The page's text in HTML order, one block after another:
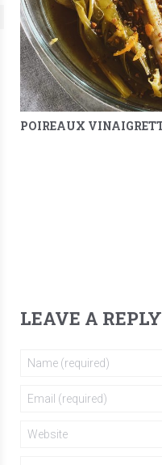
LEAVE A REPLY